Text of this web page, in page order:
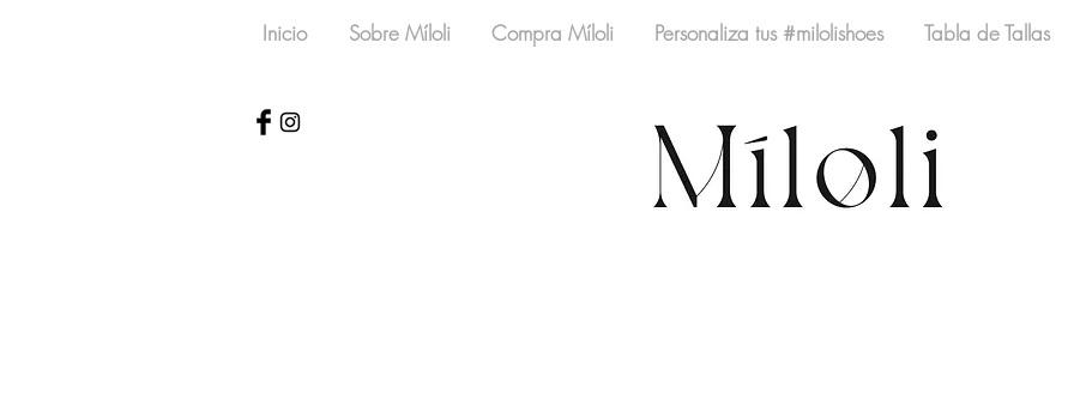
Inicio Sobre Míloli Compra Míloli Personaliza tus #milolishoes Tabla de Tallas